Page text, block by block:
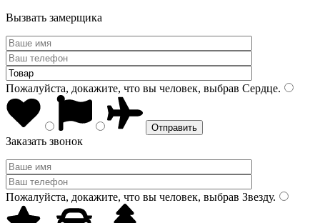
Вызвать замерщика
Пожалуйста, докажите, что вы человек, выбрав Сердце.
Заказать звонок
Пожалуйста, докажите, что вы человек, выбрав Звезду.